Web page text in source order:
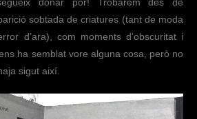
donar por! Trobarem des de
sobtada de criatures (tant de moda
d’ara), com moments d’obscuritat i
ha semblat vore alguna cosa, però no
sigut així.